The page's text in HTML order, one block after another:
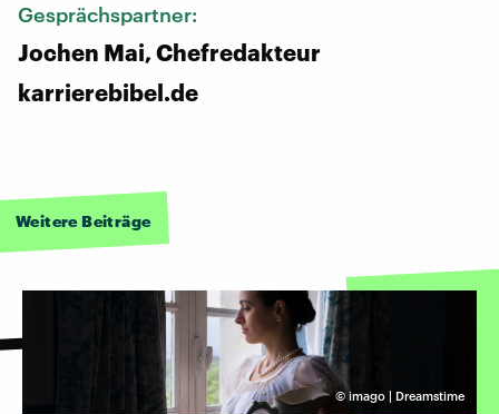
Gesprächspartner:
Jochen Mai, Chefredakteur
karrierebibel.de
Weitere Beiträge
©imago | Dreamstime